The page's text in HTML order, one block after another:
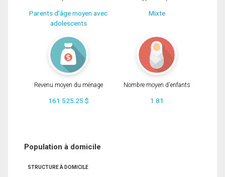
Parents d'âge moyen avec
adolescents
Mixte
Revenu moyen du ménage
161 525.25 $
Nombre moyen d'enfants
1.81
Population à domicile
STRUCTURE À DOMICILE